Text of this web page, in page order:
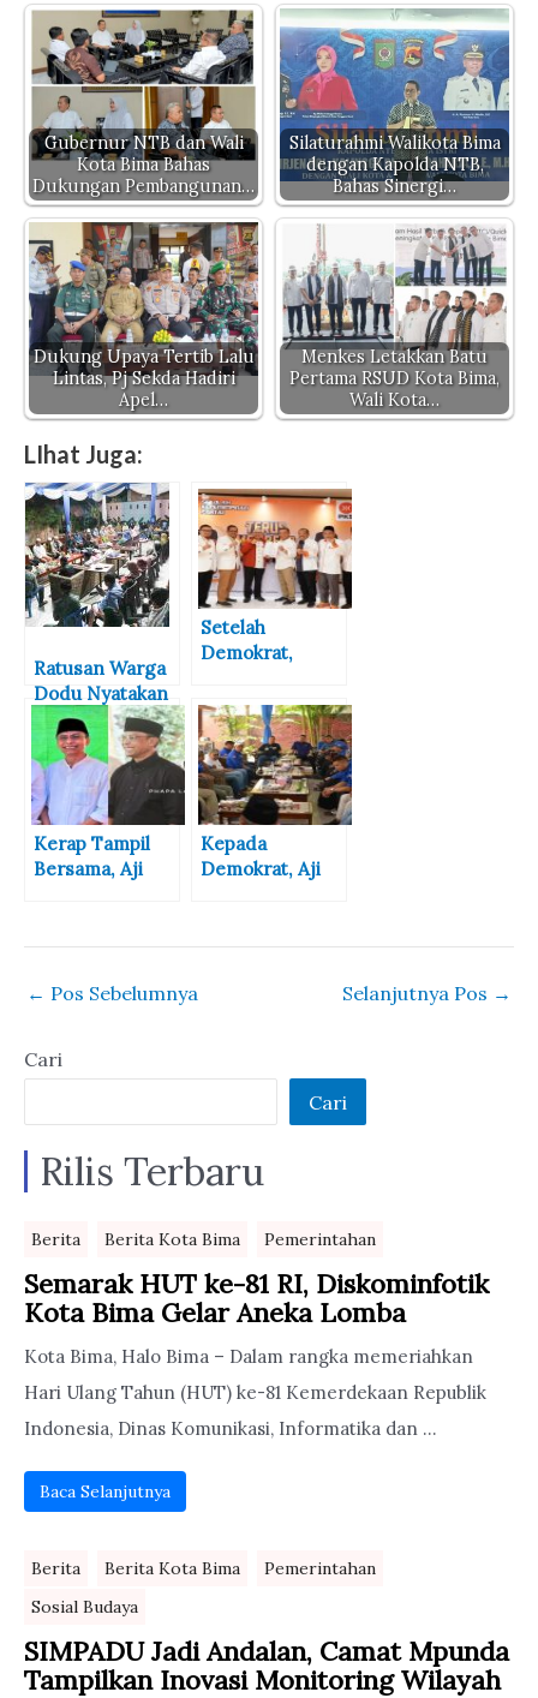
Gubernur NTB dan Wali
Kota Bima Bahas
Dukungan Pembangunan…
Silaturahmi Walikota Bima
dengan Kapolda NTB,
Bahas Sinergi…
Dukung Upaya Tertib Lalu
Lintas, Pj Sekda Hadiri
Apel…
Menkes Letakkan Batu
Pertama RSUD Kota Bima,
Wali Kota…
LIhat Juga:
Ratusan Warga
Dodu Nyatakan
Dukung Aji Man
di Pilkada 2024
Setelah
Demokrat,
Usung Aji Man
Sebagai Calon
Wali Kota Bima
Kerap Tampil
Bersama, Aji
Diisukan
Pilkada 2024
Kepada
Demokrat, Aji
Segera
← Pos Sebelumnya Selanjutnya Pos →
Cari
Cari
Rilis Terbaru
Berita Berita Kota Bima Pemerintahan
Semarak HUT ke-81 RI, Diskominfotik
Kota Bima Gelar Aneka Lomba
Kota Bima, Halo Bima – Dalam rangka memeriahkan
Hari Ulang Tahun (HUT) ke-81 Kemerdekaan Republik
Indonesia, Dinas Komunikasi, Informatika dan ...
Baca Selanjutnya
Berita Berita Kota Bima
Pemerintahan
Sosial Budaya
SIMPADU Jadi Andalan, Camat Mpunda
Tampilkan Inovasi Monitoring Wilayah